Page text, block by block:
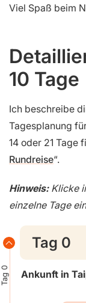
Viel Spaß beim
10 Tage
Ich beschreibe
Tagesplanung
14 oder 21 Tage
Rundreise“.
Hinweis: Klicke
einzelne Tage
Tag 0
Tag 0
Ankunft in